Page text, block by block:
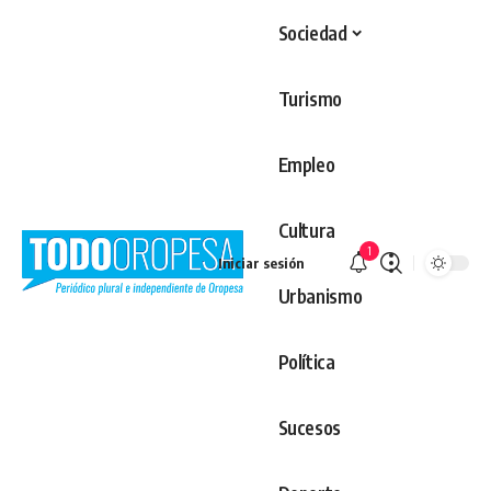
Sociedad
Turismo
Empleo
Cultura
Urbanismo
Política
Sucesos
Iniciar sesión
1